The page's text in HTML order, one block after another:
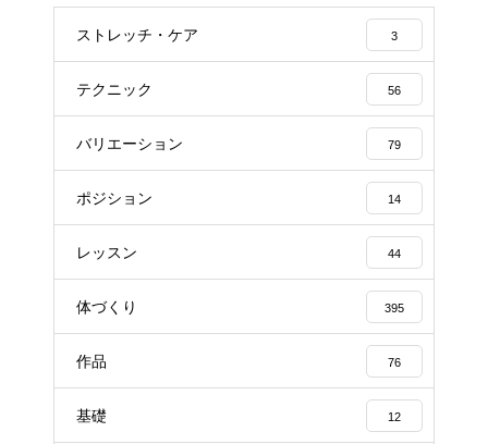
ストレッチ・ケア 3
テクニック 56
バリエーション 79
ポジション 14
レッスン 44
体づくり 395
作品 76
基礎 12